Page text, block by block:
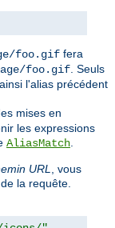
foo.gif fera
foo.gif . Seuls
l'alias précédent
mises en
les expressions
AliasMatch
URL
, vous
la requête.